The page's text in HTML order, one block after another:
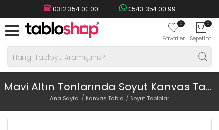
0312 354 00 00 0543 354 00 99
0
Favoriler
0
Sepetim
Mavi Altın Tonlarında Soyut Kanvas Tablo
Ana Sayfa Kanvas Tablo Soyut Tablolar